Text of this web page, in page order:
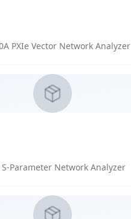
PXIe Vector Network Analyzer
Parameter Network Analyzer